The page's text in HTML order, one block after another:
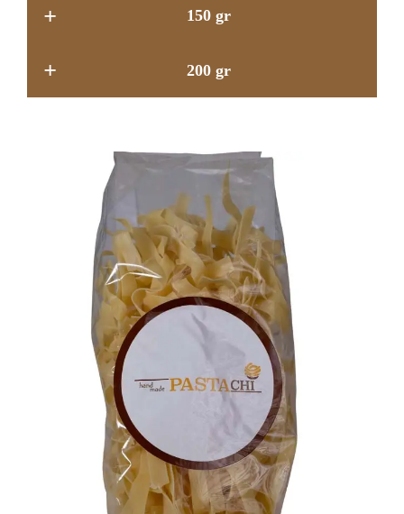
+ 150 gr
+ 200 gr